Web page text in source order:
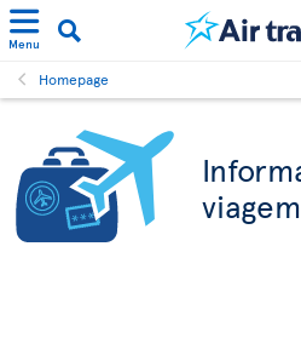
Menu
Homepage
viagem